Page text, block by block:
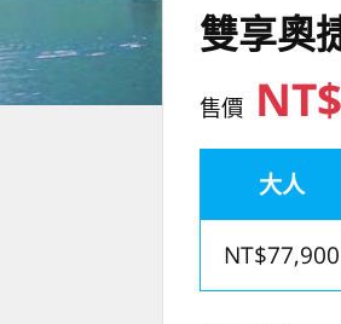
雙享奧
售價
大人
NT$77,900